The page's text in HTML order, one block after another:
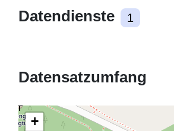
Datendienste 1
Datensatzumfang
+